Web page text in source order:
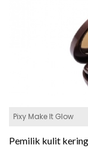
Pixy Make It Glow
Pemilik kulit